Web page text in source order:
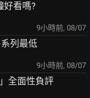
好看嗎?
9小時前, 08/07
列最低
9小時前, 08/07
全面性負評